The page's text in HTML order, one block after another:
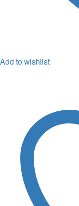
Add to wishlist